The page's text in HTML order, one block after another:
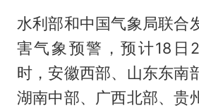
水利部和中国气象局联合
害气象预警，预计18日
时，安徽西部、山东东南
湖南中部、广西北部、贵